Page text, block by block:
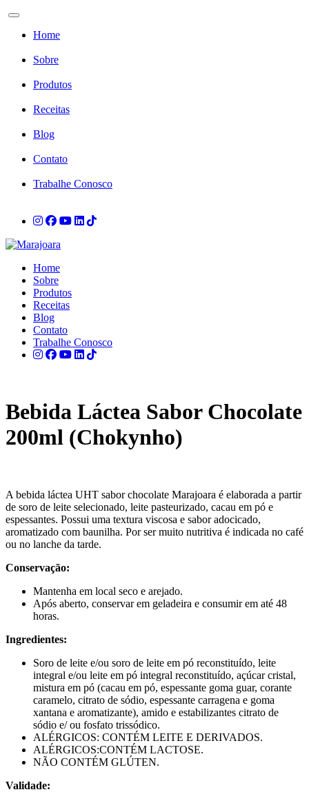
Toggle navigation
Home
Sobre
Produtos
Receitas
Blog
Contato
Trabalhe Conosco
Home
Sobre
Produtos
Receitas
Blog
Contato
Trabalhe Conosco
Bebida Láctea Sabor Chocolate
200ml (Chokynho)
A bebida láctea UHT sabor chocolate Marajoara é elaborada a partir
de soro de leite selecionado, leite pasteurizado, cacau em pó e
espessantes. Possui uma textura viscosa e sabor adocicado,
aromatizado com baunilha. Por ser muito nutritiva é indicada no café
ou no lanche da tarde.
Conservação:
Mantenha em local seco e arejado.
Após aberto, conservar em geladeira e consumir em até 48
horas.
Ingredientes:
Soro de leite e/ou soro de leite em pó reconstituído, leite
integral e/ou leite em pó integral reconstituído, açúcar cristal,
mistura em pó (cacau em pó, espessante goma guar, corante
caramelo, citrato de sódio, espessante carragena e goma
xantana e aromatizante), amido e estabilizantes citrato de
sódio e/ ou fosfato trissódico.
ALÉRGICOS: CONTÉM LEITE E DERIVADOS.
ALÉRGICOS:CONTÉM LACTOSE.
NÃO CONTÉM GLÚTEN.
Validade: